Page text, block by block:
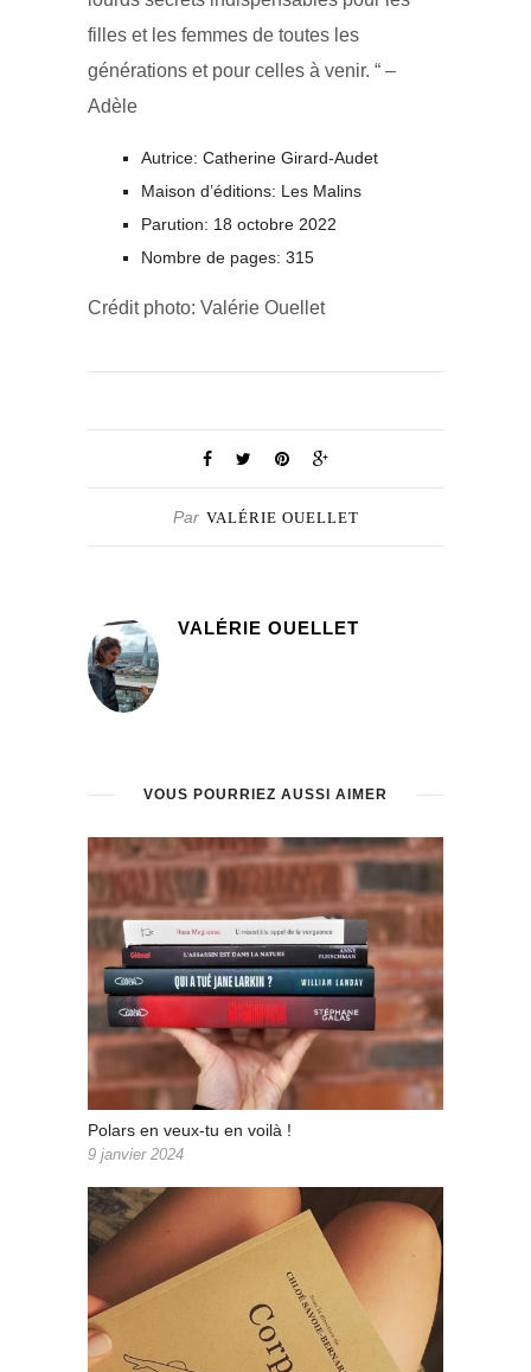
filles et les femmes de toutes les
générations et pour celles à venir. “ –
Adèle
Autrice: Catherine Girard-Audet
Maison d’éditions: Les Malins
Parution: 18 octobre 2022
Nombre de pages: 315
Crédit photo: Valérie Ouellet
Par VALÉRIE OUELLET
VALÉRIE OUELLET
VOUS POURRIEZ AUSSI AIMER
Polars en veux-tu en voilà !
9 janvier 2024